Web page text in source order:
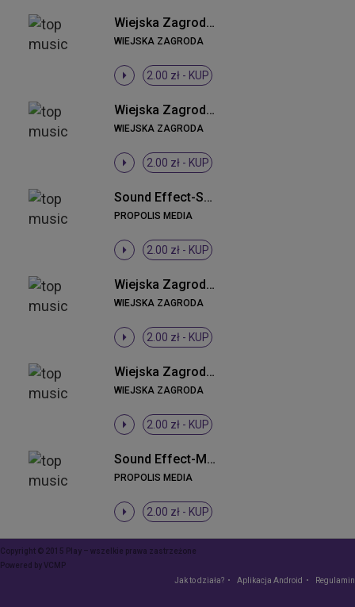
Wiejska Zagroda - Konie i źrebaki
WIEJSKA ZAGRODA
2.00 zł - KUP
Wiejska Zagroda - Owce i barany
WIEJSKA ZAGRODA
2.00 zł - KUP
Sound Effect-Stuk puk
PROPOLIS MEDIA
2.00 zł - KUP
Wiejska Zagroda - Kurczaczki
WIEJSKA ZAGRODA
2.00 zł - KUP
Wiejska Zagroda - Kwoka z kurczakami
WIEJSKA ZAGRODA
2.00 zł - KUP
Sound Effect-Małpa
PROPOLIS MEDIA
2.00 zł - KUP
Copyright © 2015 Play – wszelkie prawa zastrzeżone
Powered byVCMP
Jak to działa?
Aplikacja Android Regulamin